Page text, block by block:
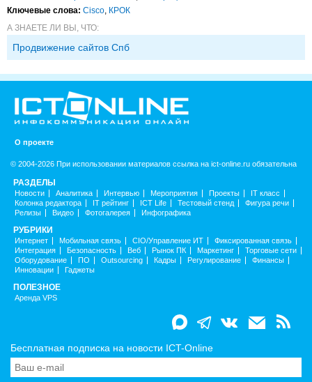
Ключевые слова: Cisco КРОК
А ЗНАЕТЕ ЛИ ВЫ, ЧТО:
Продвижение сайтов Спб
О проекте
© 2004-2026 При использовании материалов ссылка на ict-online.ru обязательна
РАЗДЕЛЫ
Новости Аналитика Интервью Мероприятия Проекты
IT класс
Колонка редактора
IT рейтинг ICT Life Тестовый стенд
Фигура речи
Релизы
Видео Фотогалерея Инфографика
РУБРИКИ
Интернет Мобильная связь CIO/Управление ИТ
Фиксированная связь
Интеграция
Безопасность Веб Рынок ПК Маркетинг
Торговые сети
Оборудование
ПО Outsourcing Кадры Регулирование
Финансы
Инновации
Гаджеты
ПОЛЕЗНОЕ
Аренда VPS
Бесплатная подписка на новости ICT-Online